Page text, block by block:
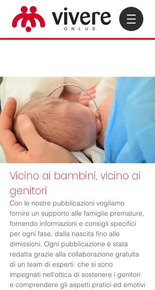
Vicino ai bambini, vicino ai
genitori
Con le nostre pubblicazioni vogliamo
fornire un supporto alle famiglie premature,
fornendo informazioni e consigli specifici
per ogni fase, dalla nascita fino alle
dimissioni. Ogni pubblicazione è stata
redatta grazie alla collaborazione gratuita
di un team di esperti che si sono
impegnati nell'ottica di sostenere i genitori
e comprendere gli aspetti pratici ed emotivi